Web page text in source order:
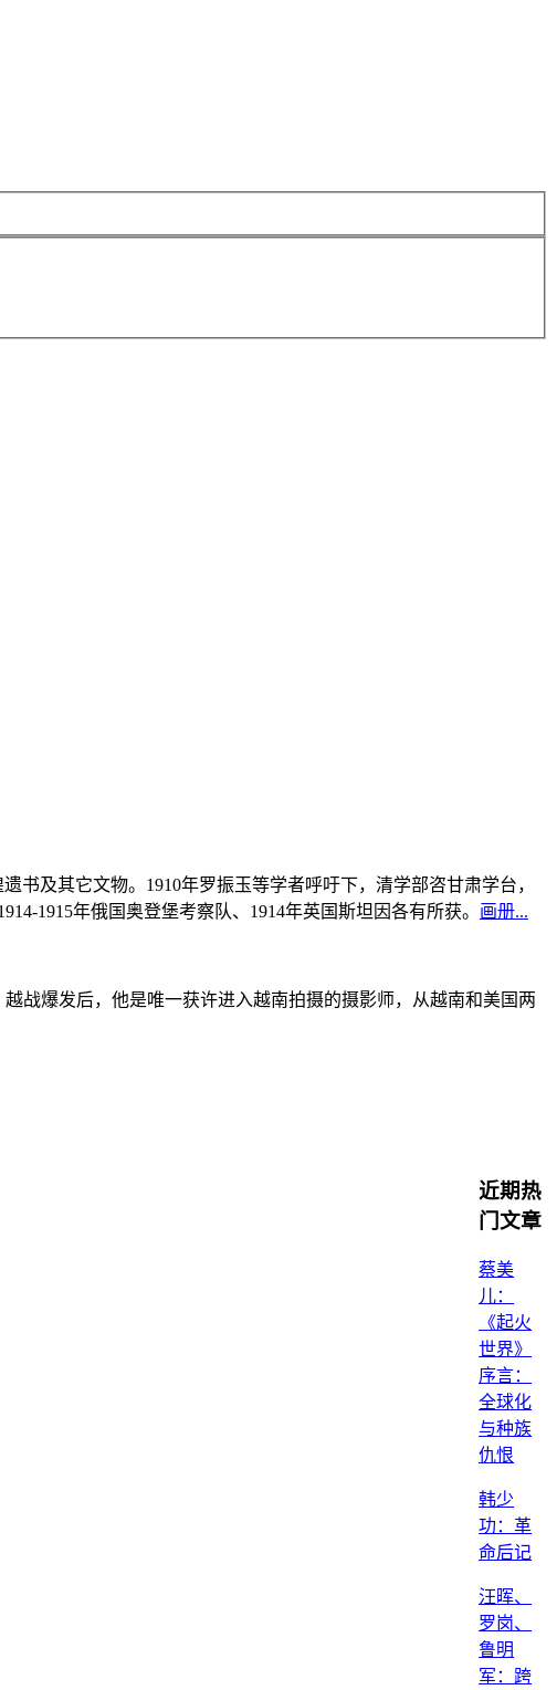
书及其它文物。1910年罗振玉等学者呼吁下，清学部咨甘肃学台，
1915年俄国奥登堡考察队、1914年英国斯坦因各有所获。 画册...
战爆发后，他是唯一获许进入越南拍摄的摄影师，从越南和美国两
近期热
门文章
蔡美
儿：
《起火
世界》
序言：
全球化
与种族
仇恨
韩少
功：革
命后记
汪晖、
罗岗、
鲁明
军：跨